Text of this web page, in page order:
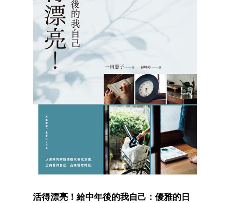
活得漂亮！給中年後的我自己：優雅的日